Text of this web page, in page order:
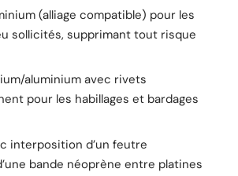
(alliage compatible) pour les
sollicités, supprimant tout risque
aluminium avec rivets
pour les habillages et bardages
interposition d’un feutre
bande néoprène entre platines